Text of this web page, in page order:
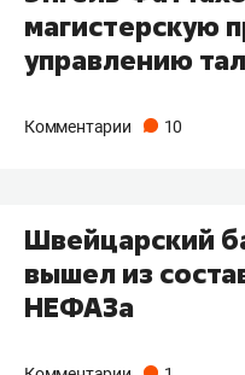
магистерскую
управлению
Комментарии 10
​Швейцарский
вышел из
НЕФАЗа